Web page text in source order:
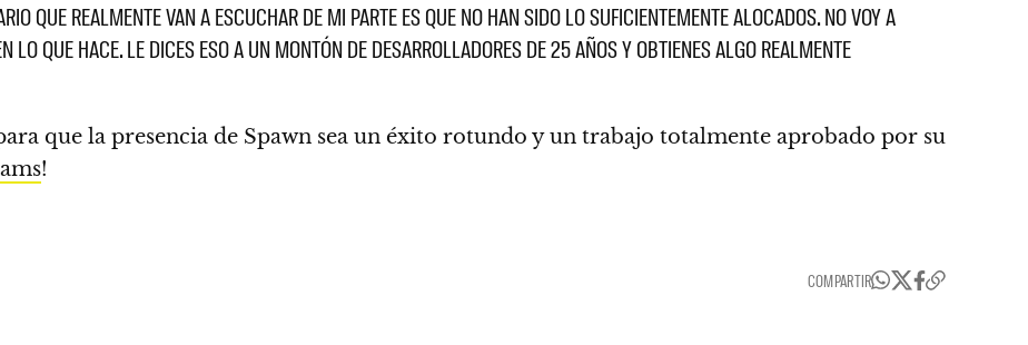
QUE REALMENTE VAN A ESCUCHAR DE MI PARTE ES QUE NO HAN SIDO LO SUFICIENTEMENTE ALOCADOS. NO VOY A
LO QUE HACE. LE DICES ESO A UN MONTÓN DE DESARROLLADORES DE 25 AÑOS Y OBTIENES ALGO REALMENTE
que la presencia de Spawn sea un éxito rotundo y un trabajo totalmente aprobado por su
!
COMPARTIR